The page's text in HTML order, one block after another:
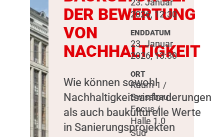
DER BEWERTUNG
VON
NACHHALTIGKEIT
Wie können sowohl
Nachhaltigkeitsanforderungen
als auch baukulturelle Werte
in Sanierungsprojekten
23. Januar
2026, 12:30
ENDDATUM
23. Januar
2026, 13:30
ORT
Raum 1 /
Swissbau
Focus /
Halle 1.0
Süd